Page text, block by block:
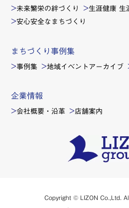
未来繁栄の絆づくり 生涯健康 生
安心安全なまちづくり
まちづくり事例集
事例集 地域イベントアーカイブ
企業情報
会社概要・沿革 店舗案内
Copyright © LIZON Co.,Ltd.